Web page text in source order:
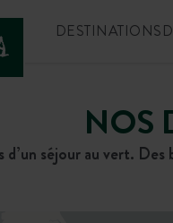
DESTINATIONS
NOS
séjour au vert. Des